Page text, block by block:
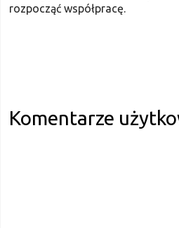
rozpocząć współpracę.
Komentarze